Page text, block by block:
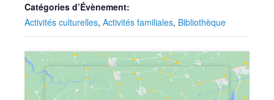
Catégories d’Évènement:
Activités culturelles, Activités familiales, Bibliothèque